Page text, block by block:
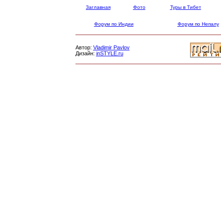
Заглавная Фото Туры в Тибет
Форум по Индии Форум по Непалу
Автор: Vladimir Pavlov
Дизайн: inSTYLE.ru